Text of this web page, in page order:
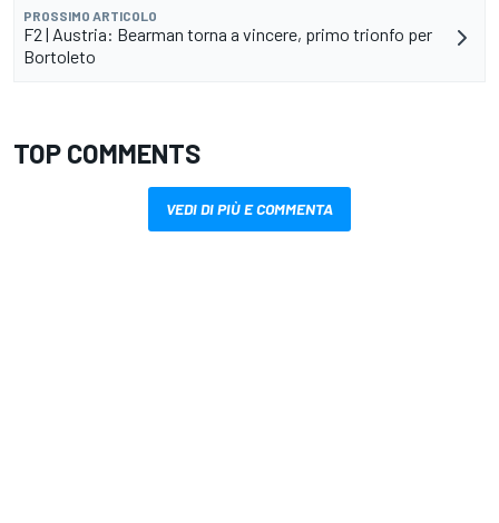
PROSSIMO ARTICOLO
F2 | Austria: Bearman torna a vincere, primo trionfo per
Bortoleto
TOP COMMENTS
VEDI DI PIÙ E COMMENTA